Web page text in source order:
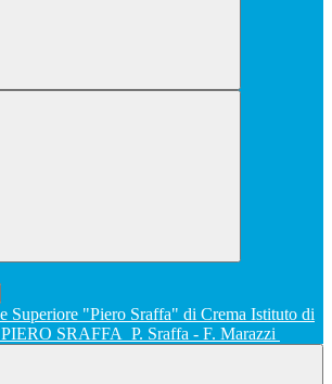
Istituto di
PIERO SRAFFA P. Sraffa - F. Marazzi